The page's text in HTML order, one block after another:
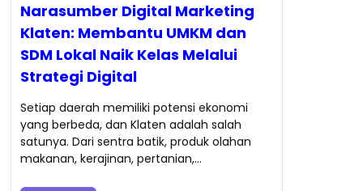
Narasumber Digital Marketing
Klaten: Membantu UMKM dan
SDM Lokal Naik Kelas Melalui
Strategi Digital
Setiap daerah memiliki potensi ekonomi
yang berbeda, dan Klaten adalah salah
satunya. Dari sentra batik, produk olahan
makanan, kerajinan, pertanian,…